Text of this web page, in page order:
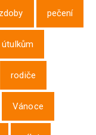
pečení
rodiče
Vánoce